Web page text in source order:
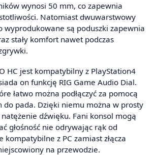
wynosi 50 mm, co zapewnia
Natomiast dwuwarstwowy
wyprodukowane są poduszki zapewnia
stały komfort nawet podczas
HC jest kompatybilny z PlayStation4
on funkcję RIG Game Audio Dial.
łatwo można podłączyć za pomocą
do pada. Dzięki niemu można w prosty
dźwięku. Fani konsol mogą
głośność nie odrywając rąk od
z PC zamiast złącza
na przewodzie.